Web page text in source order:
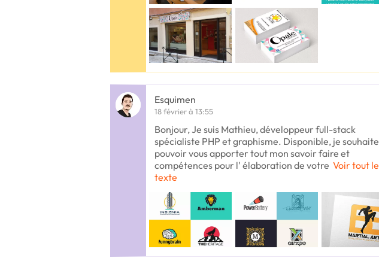
Esquimen
18 février à 13:55
Bonjour, Je suis Mathieu, développeur full-stack
spécialiste PHP et graphisme. Disponible, je souhaite
pouvoir vous apporter tout mon savoir faire et
compétences pour l' élaboration de votre Voir tout le
texte